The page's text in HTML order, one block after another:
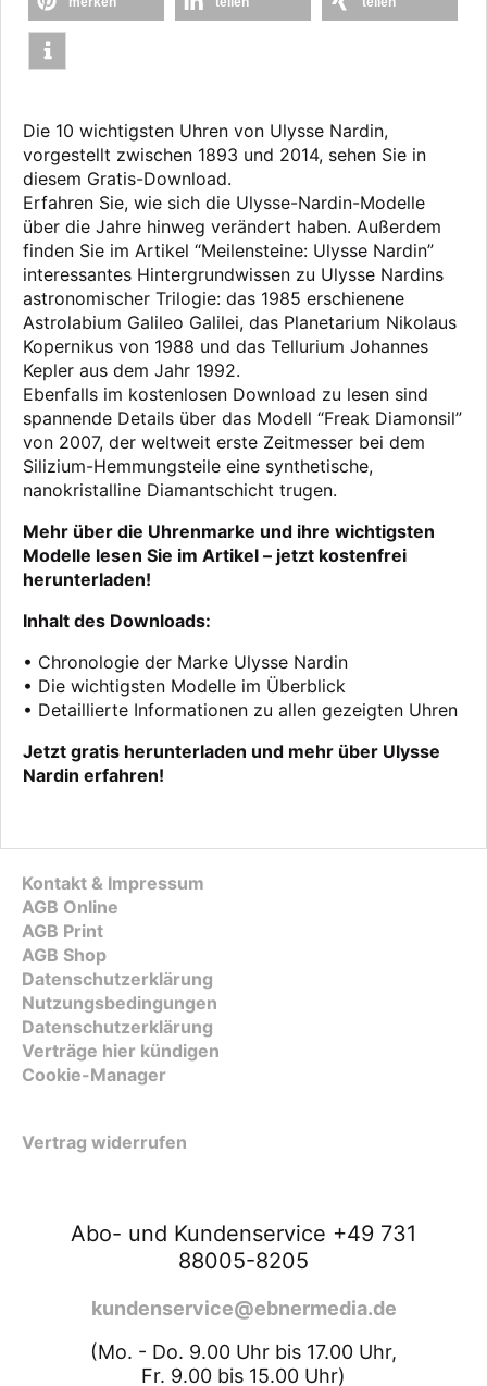
Die 10 wichtigsten Uhren von Ulysse Nardin,
vorgestellt zwischen 1893 und 2014, sehen Sie in
diesem Gratis-Download.
Erfahren Sie, wie sich die Ulysse-Nardin-Modelle
über die Jahre hinweg verändert haben. Außerdem
finden Sie im Artikel “Meilensteine: Ulysse Nardin”
interessantes Hintergrundwissen zu Ulysse Nardins
astronomischer Trilogie: das 1985 erschienene
Astrolabium Galileo Galilei, das Planetarium Nikolaus
Kopernikus von 1988 und das Tellurium Johannes
Kepler aus dem Jahr 1992.
Ebenfalls im kostenlosen Download zu lesen sind
spannende Details über das Modell “Freak Diamonsil”
von 2007, der weltweit erste Zeitmesser bei dem
Silizium-Hemmungsteile eine synthetische,
nanokristalline Diamantschicht trugen.
Mehr über die Uhrenmarke und ihre wichtigsten
Modelle lesen Sie im Artikel – jetzt kostenfrei
herunterladen!
Inhalt des Downloads:
• Chronologie der Marke Ulysse Nardin
• Die wichtigsten Modelle im Überblick
• Detaillierte Informationen zu allen gezeigten Uhren
Jetzt gratis herunterladen und mehr über Ulysse
Nardin erfahren!
Kontakt & Impressum
AGB Online
AGB Print
AGB Shop
Datenschutzerklärung
Nutzungsbedingungen
Datenschutzerklärung
Verträge hier kündigen
Cookie-Manager
Vertrag widerrufen
Abo- und Kundenservice +49 731
88005-8205
kundenservice@ebnermedia.de
(Mo. - Do. 9.00 Uhr bis 17.00 Uhr,
Fr. 9.00 bis 15.00 Uhr)